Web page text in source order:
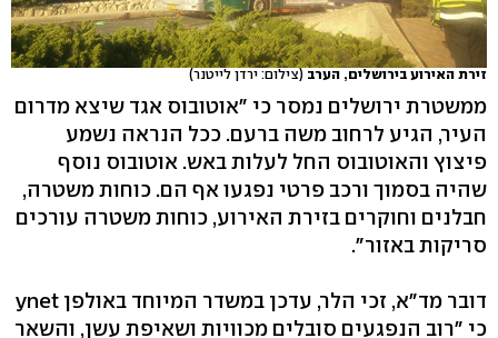
זירת האירוע בירושלים, הערב(צילום: ירדן לייטנר)
ממשטרת ירושלים נמסר כי "אוטובוס אגד שיצא מדרום
העיר, הגיע לרחוב משה ברעם. ככל הנראה נשמע
פיצוץ והאוטובוס החל לעלות באש. אוטובוס נוסף
שהיה בסמוך ורכב פרטי נפגעו אף הם. כוחות משטרה,
חבלנים וחוקרים בזירת האירוע, כוחות משטרה עורכים
סריקות באזור".
דובר מד"א, זכי הלר, עדכן במשדר המיוחד באולפן ynet
כי "רוב הנפגעים סובלים מכוויות ושאיפת עשן, והשאר